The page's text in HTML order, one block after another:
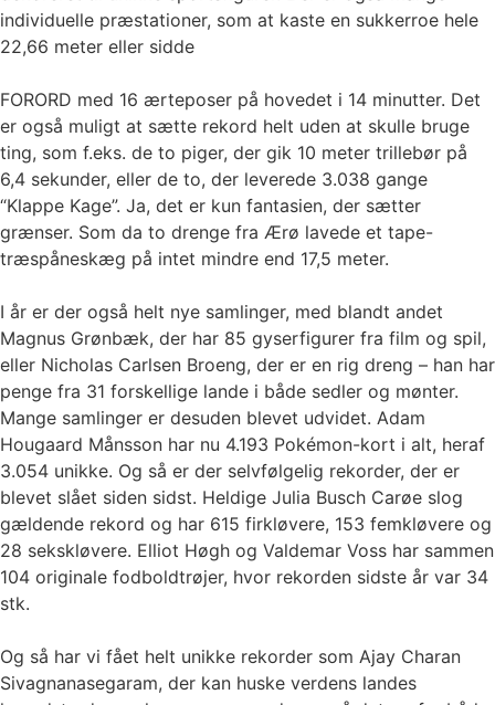
individuelle præstationer, som at kaste en sukkerroe hele
22,66 meter eller sidde
FORORD med 16 ærteposer på hovedet i 14 minutter. Det
er også muligt at sætte rekord helt uden at skulle bruge
ting, som f.eks. de to piger, der gik 10 meter trillebør på
6,4 sekunder, eller de to, der leverede 3.038 gange
“Klappe Kage”. Ja, det er kun fantasien, der sætter
grænser. Som da to drenge fra Ærø lavede et tape-
træspåneskæg på intet mindre end 17,5 meter.
I år er der også helt nye samlinger, med blandt andet
Magnus Grønbæk, der har 85 gyserfigurer fra film og spil,
eller Nicholas Carlsen Broeng, der er en rig dreng – han har
penge fra 31 forskellige lande i både sedler og mønter.
Mange samlinger er desuden blevet udvidet. Adam
Hougaard Månsson har nu 4.193 Pokémon-kort i alt, heraf
3.054 unikke. Og så er der selvfølgelig rekorder, der er
blevet slået siden sidst. Heldige Julia Busch Carøe slog
gældende rekord og har 615 firkløvere, 153 femkløvere og
28 sekskløvere. Elliot Høgh og Valdemar Voss har sammen
104 originale fodboldtrøjer, hvor rekorden sidste år var 34
stk.
Og så har vi fået helt unikke rekorder som Ajay Charan
Sivagnanasegaram, der kan huske verdens landes